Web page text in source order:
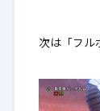
次は「フル